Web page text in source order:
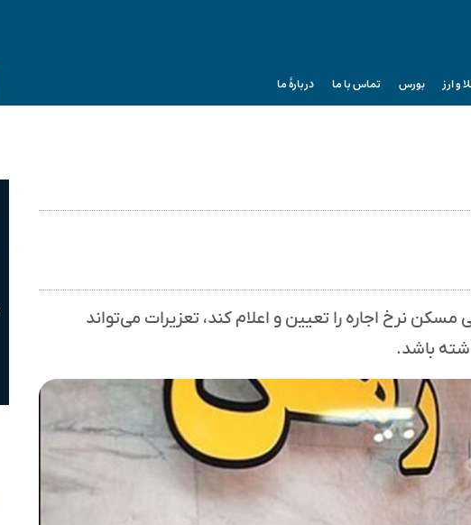
و ارز بورس تماس با ما دربارۀ ما
نرخ اجاره‌ را تعیین و اعلام کند، تعزیرات می‌تواند
باشد.